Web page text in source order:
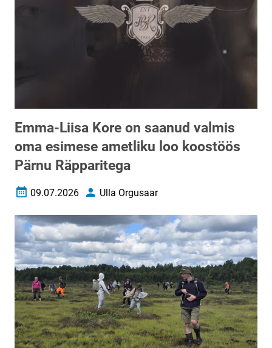
Emma-Liisa Kore on saanud valmis
oma esimese ametliku loo koostöös
Pärnu Räpparitega
Loomise kuupäev
09.07.2026 AutorUlla Orgusaar